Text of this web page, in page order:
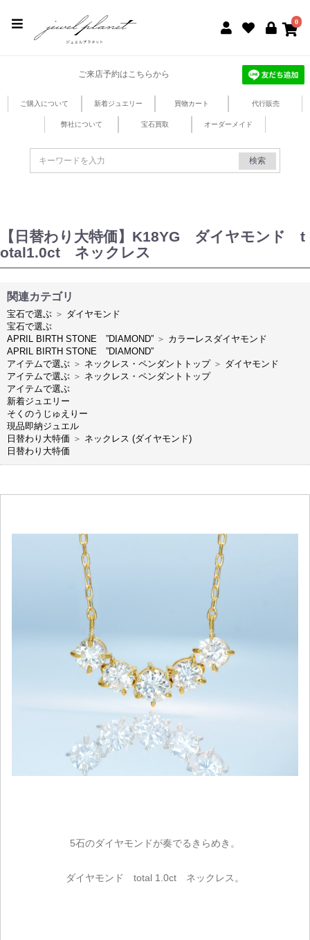
0
ご来店予約はこちらから
ご購入について 新着ジュエリー 買物カート 代行販売
弊社について 宝石買取 オーダーメイド
検索
【日替わり大特価】K18YG ダイヤモンド t
otal1.0ct ネックレス
関連カテゴリ
宝石で選ぶ ＞ ダイヤモンド
宝石で選ぶ
APRIL BIRTH STONE ”DIAMOND” ＞ カラーレスダイヤモンド
APRIL BIRTH STONE ”DIAMOND”
アイテムで選ぶ ＞ ネックレス・ペンダントトップ ＞ ダイヤモンド
アイテムで選ぶ ＞ ネックレス・ペンダントトップ
アイテムで選ぶ
新着ジュエリー
そくのうじゅえりー
現品即納ジュエル
日替わり大特価 ＞ ネックレス (ダイヤモンド)
日替わり大特価
5石のダイヤモンドが奏でるきらめき。
ダイヤモンド total 1.0ct ネックレス。